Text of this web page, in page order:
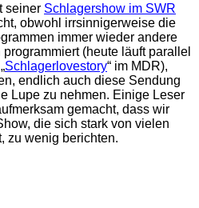
seiner Schlagershow im SWR
obwohl irrsinnigerweise die
immer wieder andere
(heute läuft parallel
Schlagerlovestory“ im MDR),
endlich auch diese Sendung
Lupe zu nehmen. Einige Leser
gemacht, dass wir
die sich stark von vielen
zu wenig berichten.